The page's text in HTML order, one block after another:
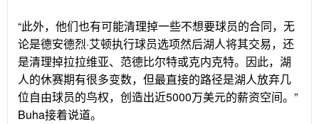
“此外，他们也有可能清理掉一些不想要球员的合同，无
论是德安德烈·艾顿执行球员选项然后湖人将其交易，还
是清理掉拉拉维亚、范德比尔特或克内克特。因此，湖
人的休赛期有很多变数，但最直接的路径是湖人放弃几
位自由球员的鸟权，创造出近5000万美元的薪资空间。”
Buha接着说道。